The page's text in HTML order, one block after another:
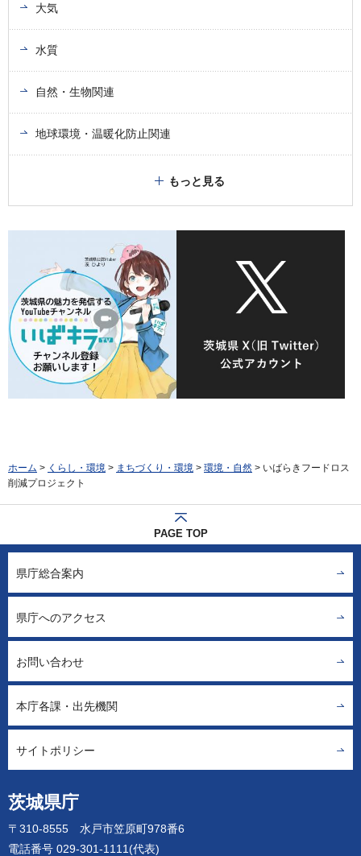
大気
水質
自然・生物関連
地球環境・温暖化防止関連
もっと見る
ホーム > くらし・環境 > まちづくり・環境 > 環境・自然 > いばらきフードロス
削減プロジェクト
PAGE TOP
茨城県庁
〒310-8555 水戸市笠原町978番6
電話番号 029-301-1111(代表)
県庁総合案内
県庁へのアクセス
お問い合わせ
本庁各課・出先機関
サイトポリシー